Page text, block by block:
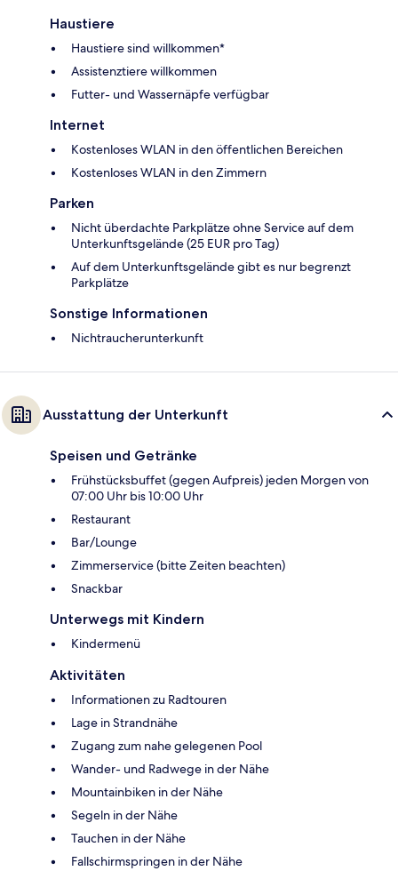
Haustiere
Haustiere sind willkommen*
Assistenztiere willkommen
Futter- und Wassernäpfe verfügbar
Internet
Kostenloses WLAN in den öffentlichen Bereichen
Kostenloses WLAN in den Zimmern
Parken
Nicht überdachte Parkplätze ohne Service auf dem
Unterkunftsgelände (25 EUR pro Tag)
Auf dem Unterkunftsgelände gibt es nur begrenzt
Parkplätze
Sonstige Informationen
Nichtraucherunterkunft
Ausstattung der Unterkunft
Speisen und Getränke
Frühstücksbuffet (gegen Aufpreis) jeden Morgen von
07:00 Uhr bis 10:00 Uhr
Restaurant
Bar/Lounge
Zimmerservice (bitte Zeiten beachten)
Snackbar
Unterwegs mit Kindern
Kindermenü
Aktivitäten
Informationen zu Radtouren
Lage in Strandnähe
Zugang zum nahe gelegenen Pool
Wander- und Radwege in der Nähe
Mountainbiken in der Nähe
Segeln in der Nähe
Tauchen in der Nähe
Fallschirmspringen in der Nähe